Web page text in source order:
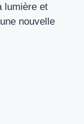
lumière et
nouvelle